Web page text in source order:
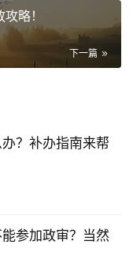
略！
下一篇
？补办指南来帮
参加政审？当然